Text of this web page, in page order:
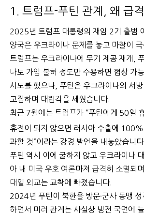
1. 트럼프-푸틴 관계, 왜 급
2025년 트럼프 대통령의 재임 2기 출범
양국은 우크라이나 문제를 놓고 마찰이 극
트럼프는 우크라이나에 무기 제공 재개,
나토 가입 불허 정도만 수용하면 협상 가
시도를 했으나, 푸틴은 우크라이나의 서
고집하며 대립각을 세웠습니다.
최근 7월에는 트럼프가 “푸틴에게 50일
휴전이 되지 않으면 러시아 수출에
과할 것”이라는 강경 발언을 내놓았습니다.
푸틴 역시 이에 굴하지 않고 우크라이나
아 내 미국 우호 여론마저 급격히 소멸되
대일 외교는 교착에 빠졌습니다.
2024년 푸틴이 북한을 방문·군사 동맹 성
하면서 미러 관계는 사실상 냉전 국면에